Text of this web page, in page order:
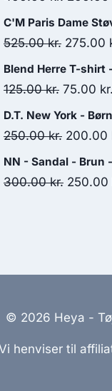
price
was:
C'M Paris Dame
525.00kr. Original
price
was:
275.00
Blend Herre T-shirt
125.00kr. Original
price
was:
75.00 kr.
D.T. New York -
250.00kr. Original
price
was:
200.00
NN - Sandal - Brun
300.00kr. Original
250.00
© 2026 Heya -
henviser til